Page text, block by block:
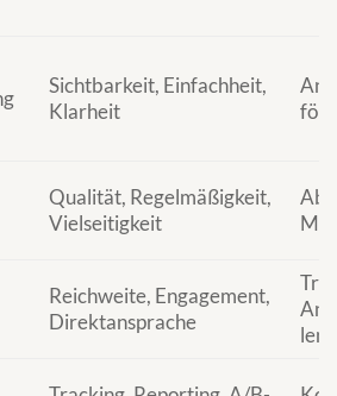
Sichtbarkeit, Einfachheit,
Klarheit
Qualität, Regelmäßigkeit,
Vielseitigkeit
Reichweite, Engagement,
Direktansprache